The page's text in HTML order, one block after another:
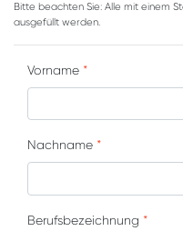
Bitte beachten Sie: Alle mit einem
ausgefüllt werden.
Vorname *
Nachname *
Berufsbezeichnung *